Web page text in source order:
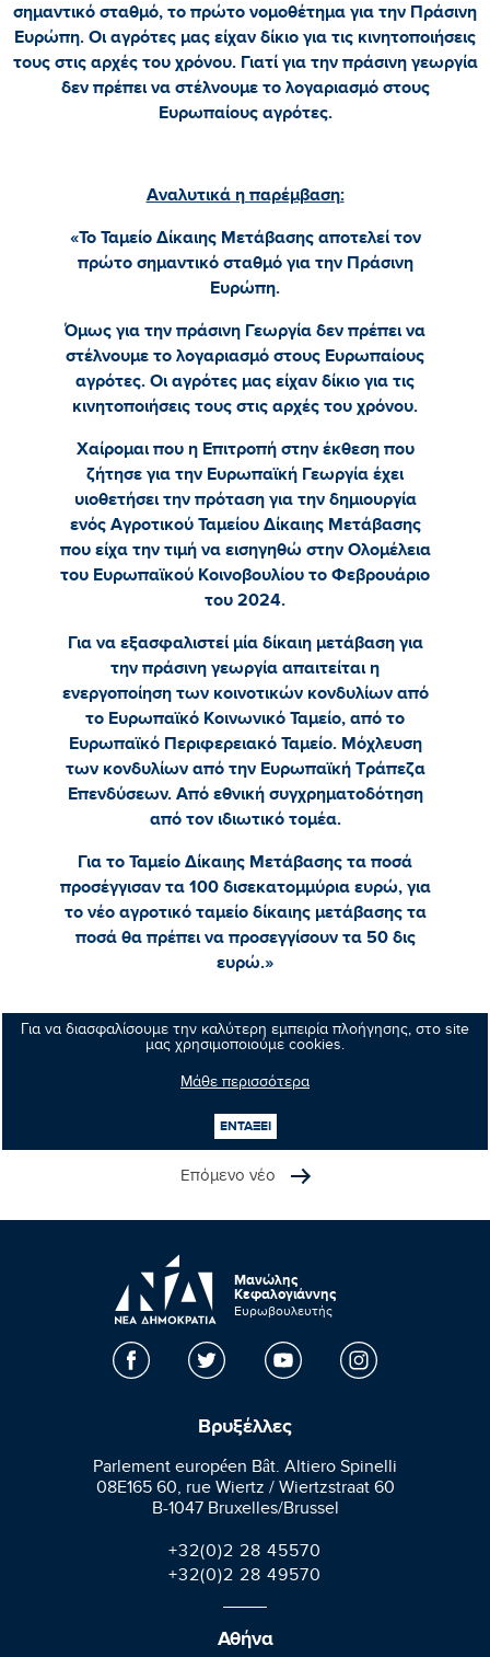
Για να διασφαλίσουμε την καλύτερη εμπειρία πλοήγησης, στο site
μας χρησιμοποιούμε cookies.
Μάθε περισσότερα
ΕΝΤΑΞΕΙ
σημαντικό σταθμό, το πρώτο νομοθέτημα για την Πράσινη
Ευρώπη. Οι αγρότες μας είχαν δίκιο για τις κινητοποιήσεις
τους στις αρχές του χρόνου. Γιατί για την πράσινη γεωργία
δεν πρέπει να στέλνουμε το λογαριασμό στους
Ευρωπαίους αγρότες.
Αναλυτικά η παρέμβαση:
«Το Ταμείο Δίκαιης Μετάβασης αποτελεί τον
πρώτο σημαντικό σταθμό για την Πράσινη
Ευρώπη.
Όμως για την πράσινη Γεωργία δεν πρέπει να
στέλνουμε το λογαριασμό στους Ευρωπαίους
αγρότες. Οι αγρότες μας είχαν δίκιο για τις
κινητοποιήσεις τους στις αρχές του χρόνου.
Χαίρομαι που η Επιτροπή στην έκθεση που
ζήτησε για την Ευρωπαϊκή Γεωργία έχει
υιοθετήσει την πρόταση για την δημιουργία
ενός Αγροτικού Ταμείου Δίκαιης Μετάβασης
που είχα την τιμή να εισηγηθώ στην Ολομέλεια
του Ευρωπαϊκού Κοινοβουλίου το Φεβρουάριο
του 2024.
Για να εξασφαλιστεί μία δίκαιη μετάβαση για
την πράσινη γεωργία απαιτείται η
ενεργοποίηση των κοινοτικών κονδυλίων από
το Ευρωπαϊκό Κοινωνικό Ταμείο, από το
Ευρωπαϊκό Περιφερειακό Ταμείο. Μόχλευση
των κονδυλίων από την Ευρωπαϊκή Τράπεζα
Επενδύσεων. Από εθνική συγχρηματοδότηση
από τον ιδιωτικό τομέα.
Για το Ταμείο Δίκαιης Μετάβασης τα ποσά
προσέγγισαν τα 100 δισεκατομμύρια ευρώ, για
το νέο αγροτικό ταμείο δίκαιης μετάβασης τα
ποσά θα πρέπει να προσεγγίσουν τα 50 δις
ευρώ.»
Κοινοποιήστε:
Προηγούμενο νέο
Επόμενο νέο
Μανώλης
Κεφαλογιάννης
Ευρωβουλευτής
Βρυξέλλες
Parlement européen Bât. Altiero Spinelli
08E165 60, rue Wiertz / Wiertzstraat 60
B-1047 Bruxelles/Brussel
+32(0)2 28 45570
+32(0)2 28 49570
Αθήνα